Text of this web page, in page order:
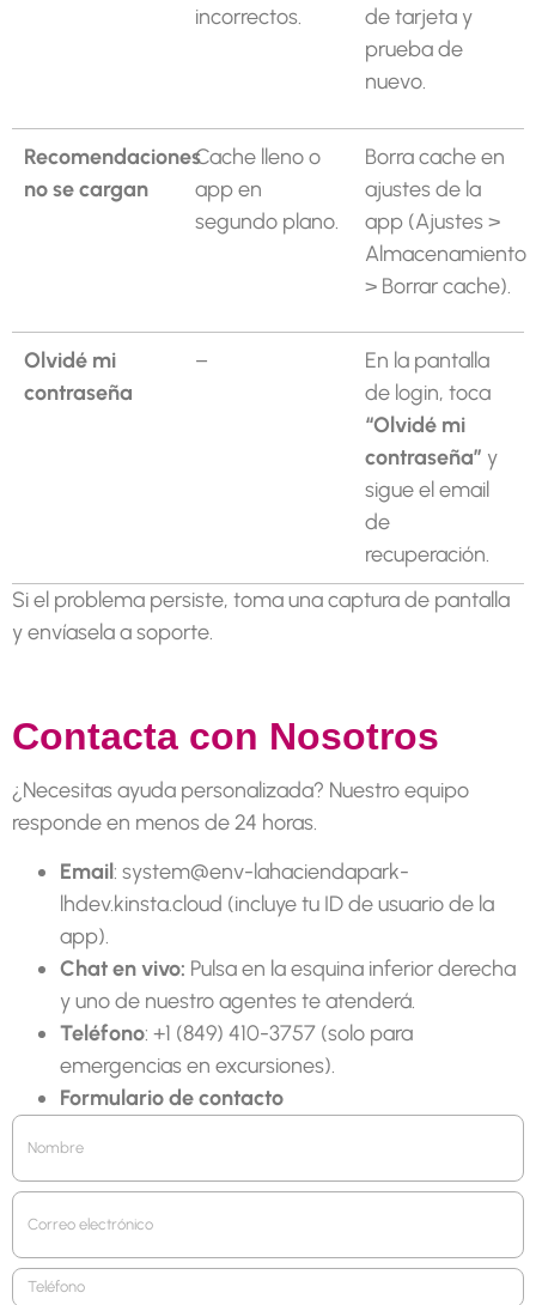
incorrectos.
de tarjeta y
prueba de
nuevo.
Recomendaciones
no se cargan
Cache lleno o
app en
segundo plano.
Borra cache en
ajustes de la
app (Ajustes >
Almacenamiento
> Borrar cache).
Olvidé mi
contraseña
–
En la pantalla
de login, toca
“Olvidé mi
contraseña” y
sigue el email
de
recuperación.
Si el problema persiste, toma una captura de pantalla
y envíasela a soporte.
Contacta con Nosotros
¿Necesitas ayuda personalizada? Nuestro equipo
responde en menos de 24 horas.
Email: system@env-lahaciendapark-
lhdev.kinsta.cloud (incluye tu ID de usuario de la
app).
Chat en vivo: Pulsa en la esquina inferior derecha
y uno de nuestro agentes te atenderá.
Teléfono: +1 (849) 410-3757 (solo para
emergencias en excursiones).
Formulario de contacto